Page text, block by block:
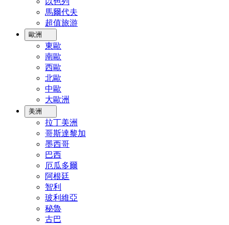
馬爾代夫
超值旅游
歐洲
東歐
南歐
西歐
北歐
中歐
大歐洲
美洲
拉丁美洲
哥斯達黎加
墨西哥
巴西
厄瓜多爾
阿根廷
智利
玻利維亞
秘魯
古巴